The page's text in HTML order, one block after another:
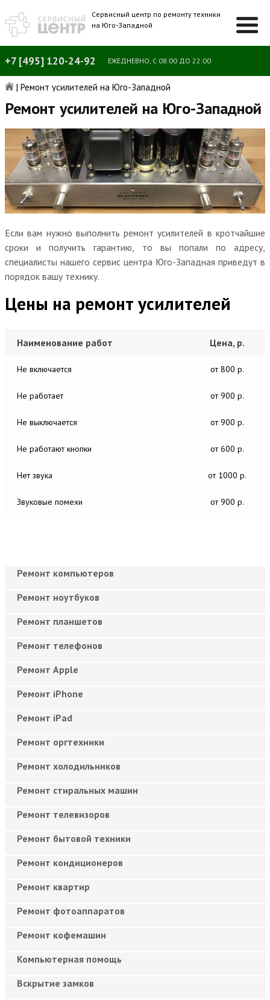
Сервисный центр по ремонту техники
на Юго-Западной
+7 [495] 120-24-92 ЕЖЕДНЕВНО, С 08:00 ДО 22:00
| Ремонт усилителей на Юго-Западной
Ремонт усилителей на Юго-Западной
Если вам нужно выполнить ремонт усилителей в кротчайшие
сроки и получить гарантию, то вы попали по адресу,
специалисты нашего сервис центра Юго-Западная приведут в
порядок вашу технику.
Цены на ремонт усилителей
Наименование работ Цена, р.
Не включается от 800 р.
Не работает от 900 р.
Не выключается от 900 р.
Не работают кнопки от 600 р.
Нет звука от 1000 р.
Звуковые помехи от 900 р.
Ремонт компьютеров
Ремонт ноутбуков
Ремонт планшетов
Ремонт телефонов
Ремонт Apple
Ремонт iPhone
Ремонт iPad
Ремонт оргтехники
Ремонт холодильников
Ремонт стиральных машин
Ремонт телевизоров
Ремонт бытовой техники
Ремонт кондиционеров
Ремонт квартир
Ремонт фотоаппаратов
Ремонт кофемашин
Компьютерная помощь
Вскрытие замков